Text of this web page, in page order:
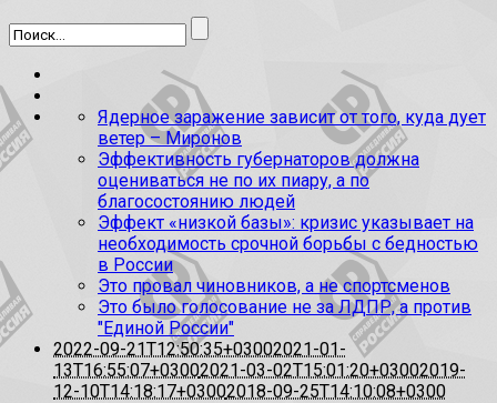
Ядерное заражение зависит от того, куда дует
ветер – Миронов
Эффективность губернаторов должна
оцениваться не по их пиару, а по
благосостоянию людей
Эффект «низкой базы»: кризис указывает на
необходимость срочной борьбы с бедностью
в России
Это провал чиновников, а не спортсменов
Это было голосование не за ЛДПР, а против
"Единой России"
2022-09-21T12:50:35+03002021-01-
13T16:55:07+03002021-03-02T15:01:20+03002019-
12-10T14:18:17+03002018-09-25T14:10:08+0300